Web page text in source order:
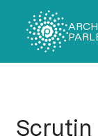
Scrutin